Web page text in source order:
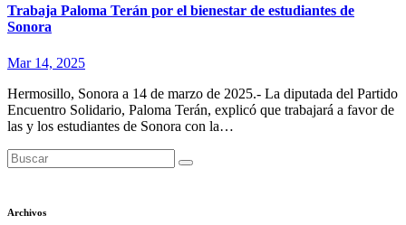
Trabaja Paloma Terán por el bienestar de estudiantes de
Sonora
Mar 14, 2025
Hermosillo, Sonora a 14 de marzo de 2025.- La diputada del Partido
Encuentro Solidario, Paloma Terán, explicó que trabajará a favor de
las y los estudiantes de Sonora con la…
Archivos